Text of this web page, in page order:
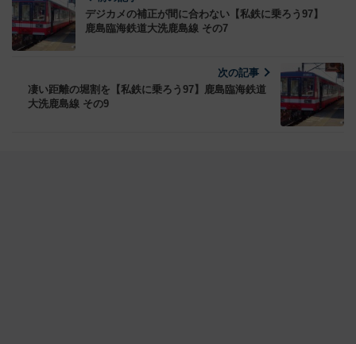
デジカメの補正が間に合わない【私鉄に乗ろう97】
鹿島臨海鉄道大洗鹿島線 その7
次の記事
凄い距離の堀割を【私鉄に乗ろう97】鹿島臨海鉄道
大洗鹿島線 その9